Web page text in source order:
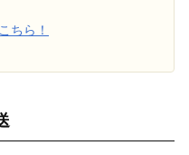
ちら！